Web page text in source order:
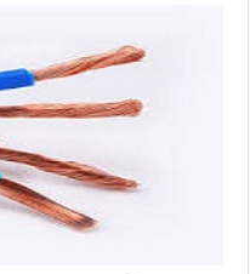
افشان
10*4